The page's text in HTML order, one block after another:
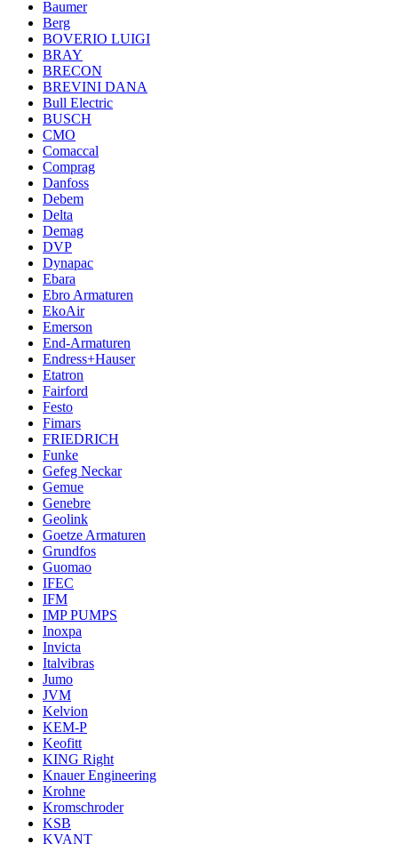
Baumer
Berg
BOVERIO LUIGI
BRAY
BRECON
BREVINI DANA
Bull Electric
BUSCH
CMO
Comaccal
Comprag
Danfoss
Debem
Delta
Demag
DVP
Dynapac
Ebara
Ebro Armaturen
EkoAir
Emerson
End-Armaturen
Endress+Hauser
Etatron
Fairford
Festo
Fimars
FRIEDRICH
Funke
Gefeg Neckar
Gemue
Genebre
Geolink
Goetze Armaturen
Grundfos
Guomao
IFEC
IFM
IMP PUMPS
Inoxpa
Invicta
Italvibras
Jumo
JVM
Kelvion
KEM-P
Keofitt
KING Right
Knauer Engineering
Krohne
Kromschroder
KSB
KVANT